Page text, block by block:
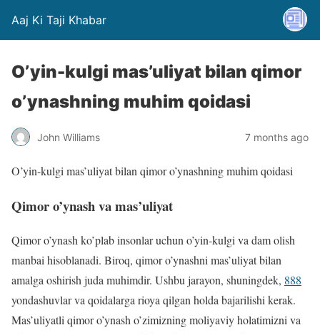
Aaj Ki Taji Khabar
O’yin-kulgi mas’uliyat bilan qimor
o’ynashning muhim qoidasi
John Williams 7 months ago
O’yin-kulgi mas’uliyat bilan qimor o’ynashning muhim qoidasi
Qimor o’ynash va mas’uliyat
Qimor o’ynash ko’plab insonlar uchun o’yin-kulgi va dam olish
manbai hisoblanadi. Biroq, qimor o’ynashni mas’uliyat bilan
amalga oshirish juda muhimdir. Ushbu jarayon, shuningdek, 888
yondashuvlar va qoidalarga rioya qilgan holda bajarilishi kerak.
Mas’uliyatli qimor o’ynash o’zimizning moliyaviy holatimizni va